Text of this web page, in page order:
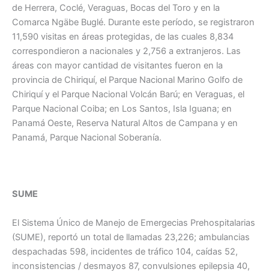
de Herrera, Coclé, Veraguas, Bocas del Toro y en la
Comarca Ngäbe Buglé. Durante este período, se registraron
11,590 visitas en áreas protegidas, de las cuales 8,834
correspondieron a nacionales y 2,756 a extranjeros. Las
áreas con mayor cantidad de visitantes fueron en la
provincia de Chiriquí, el Parque Nacional Marino Golfo de
Chiriquí y el Parque Nacional Volcán Barú; en Veraguas, el
Parque Nacional Coiba; en Los Santos, Isla Iguana; en
Panamá Oeste, Reserva Natural Altos de Campana y en
Panamá, Parque Nacional Soberanía.
SUME
El Sistema Único de Manejo de Emergecias Prehospitalarias
(SUME), reportó un total de llamadas 23,226; ambulancias
despachadas 598, incidentes de tráfico 104, caídas 52,
inconsistencias / desmayos 87, convulsiones epilepsia 40,